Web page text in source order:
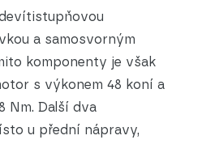
a samosvorným
komponenty je však
s výkonem 48 koní a
Nm. Další dva
u přední nápravy,